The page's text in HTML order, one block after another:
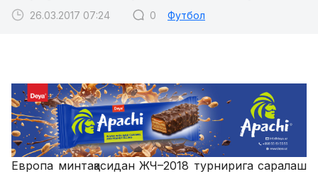
26.03.2017 07:24 0 Футбол
Европа минтақасидан ЖЧ–2018 турнирига саралаш